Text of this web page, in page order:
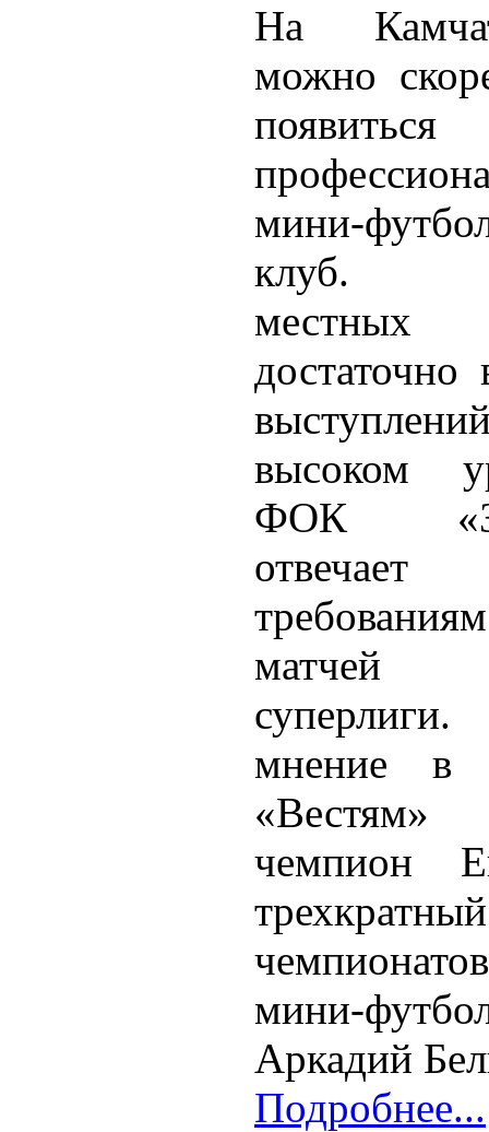
На
можно
появиться
мини-
клуб.
местных
достаточно
высоком
ФОК
матчей
мнение в
«Вестям»
чемпион
мини-
Аркадий
Подробнее...